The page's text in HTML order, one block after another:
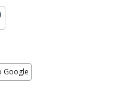
Google